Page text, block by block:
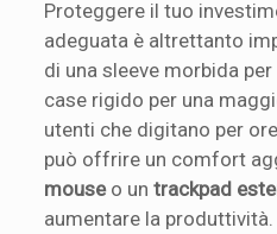
Proteggere il tuo
adeguata è altrettanto
di una sleeve morbida
case rigido per una
utenti che digitano per
può offrire un comfort
mouseo untrackpad
aumentare la produttività.